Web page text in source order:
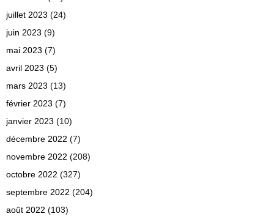
juillet 2023 (24)
juin 2023 (9)
mai 2023 (7)
avril 2023 (5)
mars 2023 (13)
février 2023 (7)
janvier 2023 (10)
décembre 2022 (7)
novembre 2022 (208)
octobre 2022 (327)
septembre 2022 (204)
août 2022 (103)